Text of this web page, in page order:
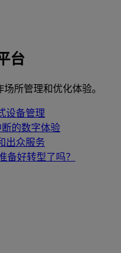
台
所管理和优化体验。
设备管理
的数字体验
出众服务
备好转型了吗？